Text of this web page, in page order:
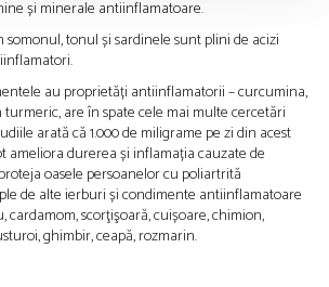
și minerale antiinflamatoare.
somonul, tonul și sardinele sunt plini de acizi
au proprietăți antiinflamatorii – curcumina,
are în spate cele mai multe cercetări
arată că 1.000 de miligrame pe zi din acest
ameliora durerea și inflamația cauzate de
oasele persoanelor cu poliartrită
de alte ierburi și condimente antiinflamatoare
cardamom, scorţişoară, cuișoare, chimion,
ghimbir, ceapă, rozmarin.